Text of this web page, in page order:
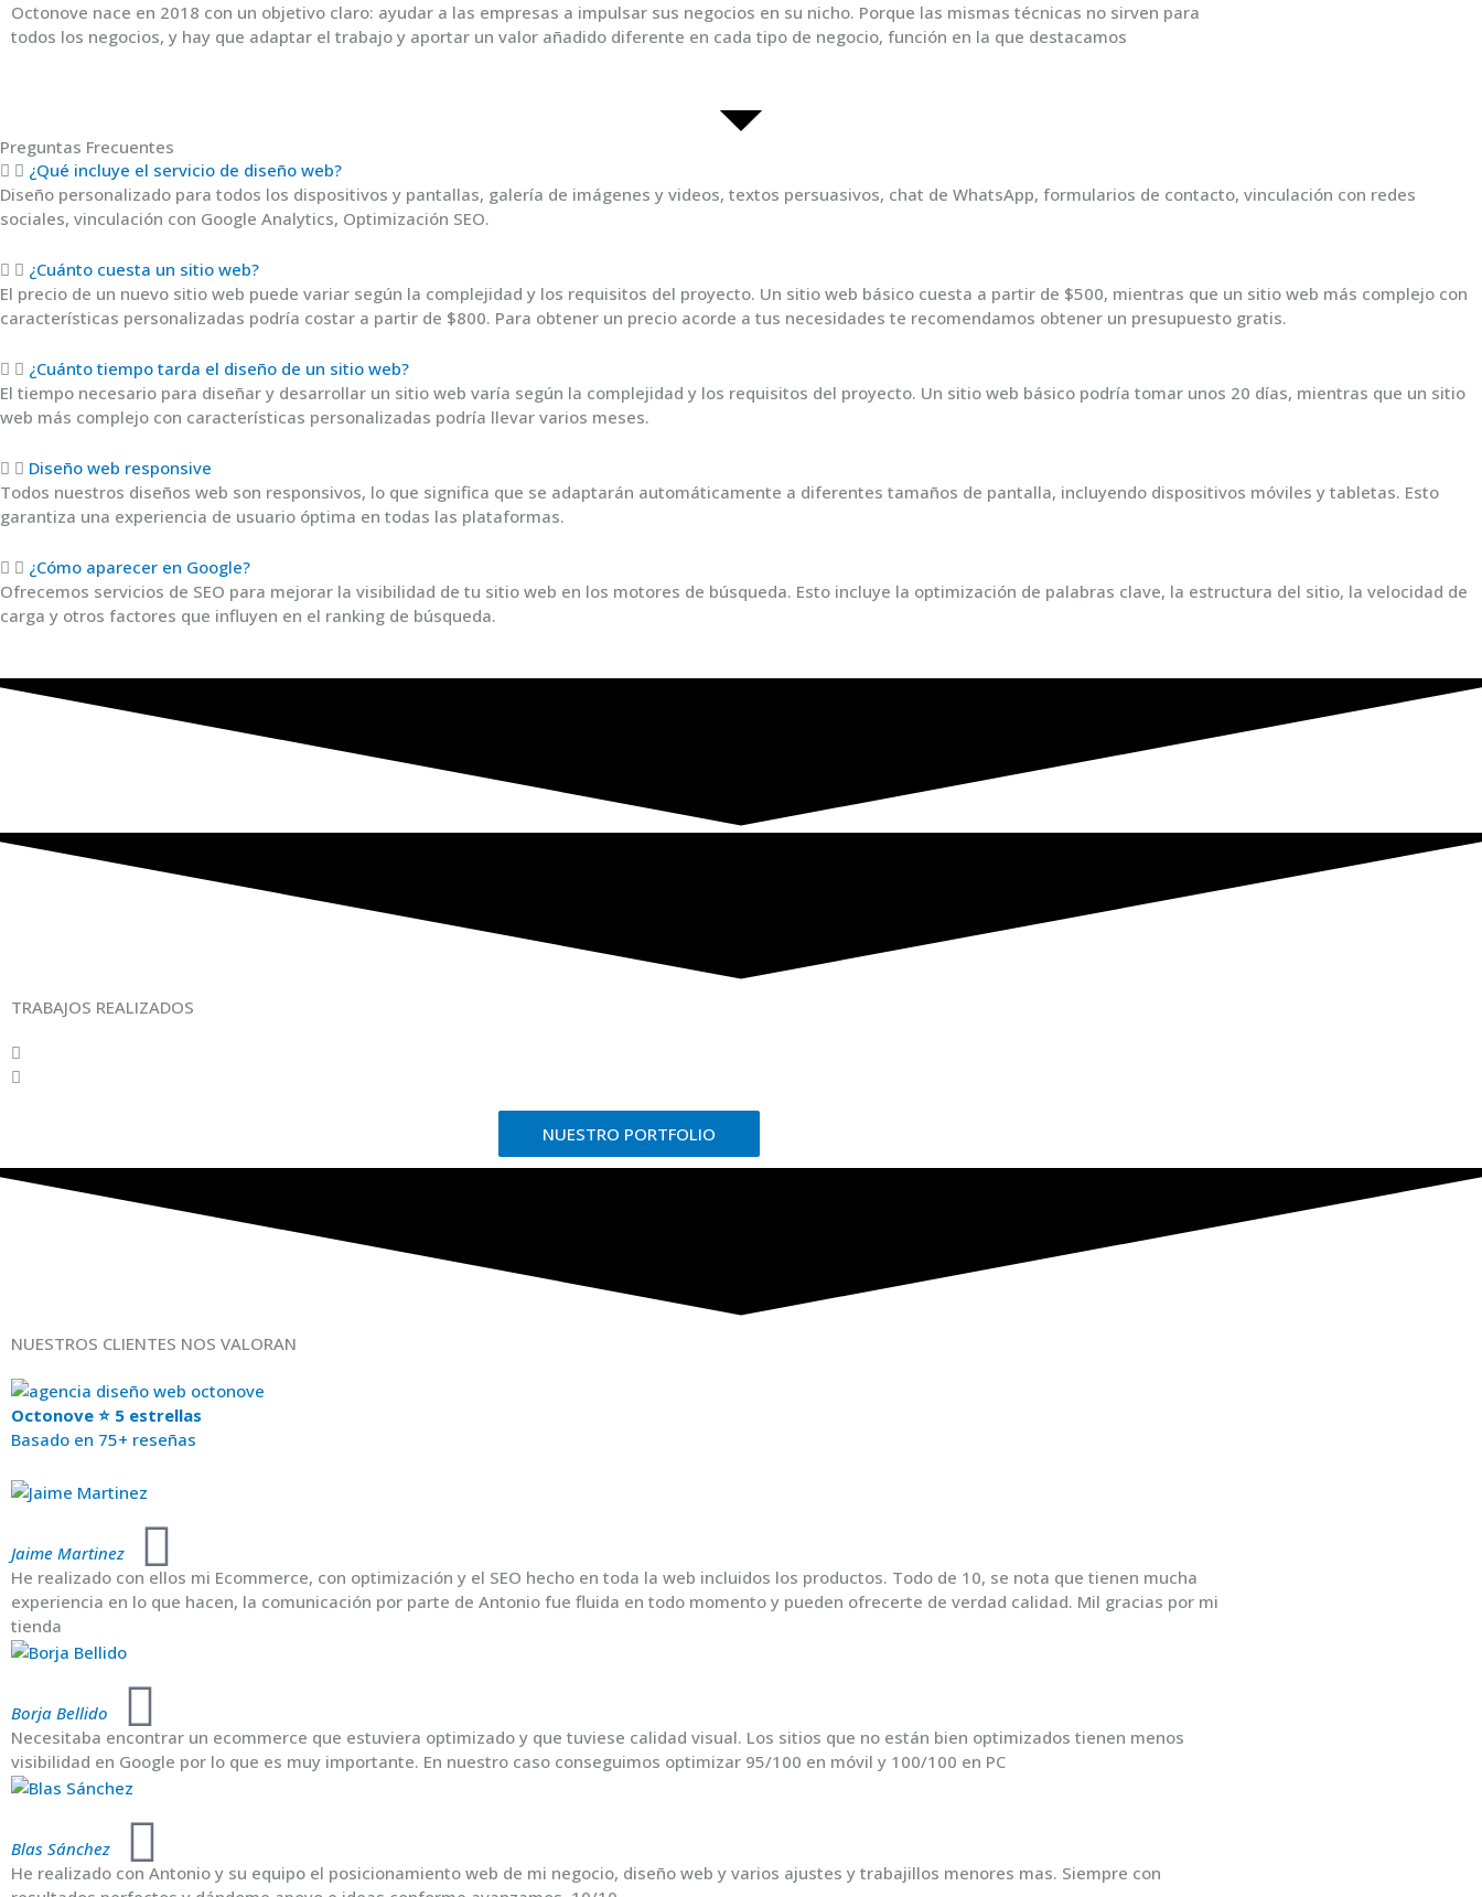
Octonove nace en 2018 con un objetivo claro: ayudar a las empresas a impulsar sus negocios en su nicho. Porque las mismas técnicas no sirven para
todos los negocios, y hay que adaptar el trabajo y aportar un valor añadido diferente en cada tipo de negocio, función en la que destacamos
Preguntas Frecuentes
¿Qué incluye el servicio de diseño web?
Diseño personalizado para todos los dispositivos y pantallas, galería de imágenes y videos, textos persuasivos, chat de WhatsApp, formularios de contacto, vinculación con redes
sociales, vinculación con Google Analytics, Optimización SEO.
¿Cuánto cuesta un sitio web?
El precio de un nuevo sitio web puede variar según la complejidad y los requisitos del proyecto. Un sitio web básico cuesta a partir de $500, mientras que un sitio web más complejo con
características personalizadas podría costar a partir de $800. Para obtener un precio acorde a tus necesidades te recomendamos obtener un presupuesto gratis.
¿Cuánto tiempo tarda el diseño de un sitio web?
El tiempo necesario para diseñar y desarrollar un sitio web varía según la complejidad y los requisitos del proyecto. Un sitio web básico podría tomar unos 20 días, mientras que un sitio
web más complejo con características personalizadas podría llevar varios meses.
Diseño web responsive
Todos nuestros diseños web son responsivos, lo que significa que se adaptarán automáticamente a diferentes tamaños de pantalla, incluyendo dispositivos móviles y tabletas. Esto
garantiza una experiencia de usuario óptima en todas las plataformas.
¿Cómo aparecer en Google?
Ofrecemos servicios de SEO para mejorar la visibilidad de tu sitio web en los motores de búsqueda. Esto incluye la optimización de palabras clave, la estructura del sitio, la velocidad de
carga y otros factores que influyen en el ranking de búsqueda.
TRABAJOS REALIZADOS
NUESTRO PORTFOLIO
NUESTROS CLIENTES NOS VALORAN
Octonove ⭐ 5 estrellas
Basado en 75+ reseñas
Jaime Martinez
He realizado con ellos mi Ecommerce, con optimización y el SEO hecho en toda la web incluidos los productos. Todo de 10, se nota que tienen mucha
experiencia en lo que hacen, la comunicación por parte de Antonio fue fluida en todo momento y pueden ofrecerte de verdad calidad. Mil gracias por mi
tienda
Borja Bellido
Necesitaba encontrar un ecommerce que estuviera optimizado y que tuviese calidad visual. Los sitios que no están bien optimizados tienen menos
visibilidad en Google por lo que es muy importante. En nuestro caso conseguimos optimizar 95/100 en móvil y 100/100 en PC
Blas Sánchez
He realizado con Antonio y su equipo el posicionamiento web de mi negocio, diseño web y varios ajustes y trabajillos menores mas. Siempre con